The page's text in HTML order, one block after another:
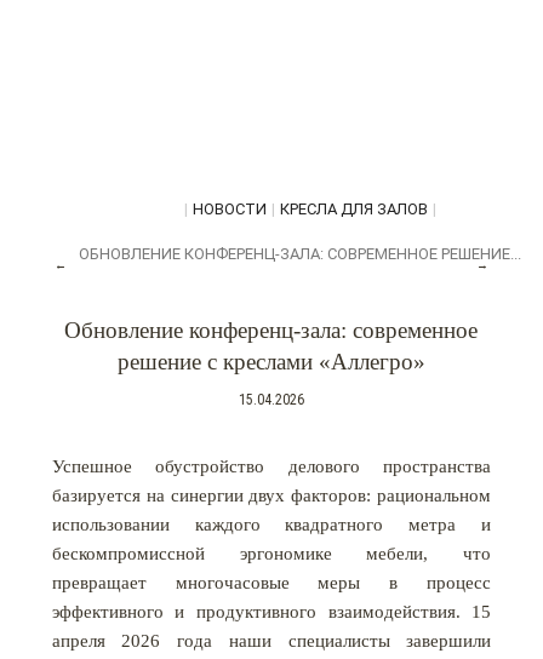
| НОВОСТИ | КРЕСЛА ДЛЯ ЗАЛОВ |
ОБНОВЛЕНИЕ КОНФЕРЕНЦ-ЗАЛА: СОВРЕМЕННОЕ РЕШЕНИЕ...
Обновление конференц-зала: современное
решение с креслами «Аллегро»
15.04.2026
Успешное обустройство делового пространства
базируется на синергии двух факторов: рациональном
использовании каждого квадратного метра и
бескомпромиссной эргономике мебели, что
превращает многочасовые меры в процесс
эффективного и продуктивного взаимодействия. 15
апреля 2026 года наши специалисты завершили
← →